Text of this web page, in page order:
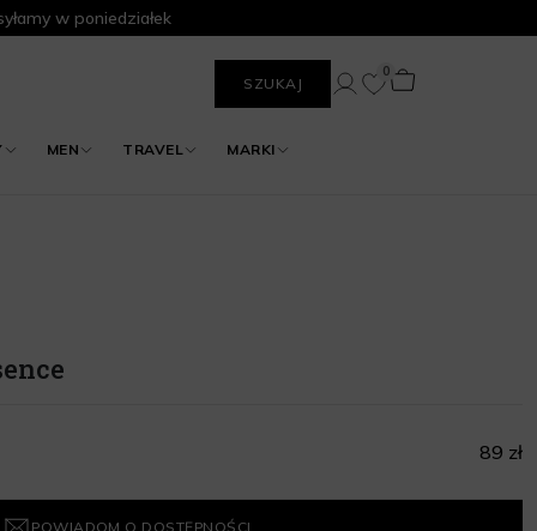
w poniedziałek
SZUKAJ
MEN TRAVEL MARKI
0
89 zł
POWIADOM O DOSTĘPNOŚCI